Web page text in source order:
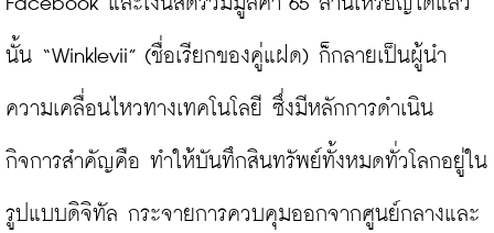
นั้น “Winklevii” (ชื่อเรียกของคู่แฝด) ก็กลายเป็นผู้นำ
ความเคลื่อนไหวทางเทคโนโลยี ซึ่งมีหลักการดำเนิน
กิจการสำคัญคือ ทำให้บันทึกสินทรัพย์ทั้งหมดทั่วโลกอยู่ใน
รูปแบบดิจิทัล กระจายการควบคุมออกจากศูนย์กลางและ